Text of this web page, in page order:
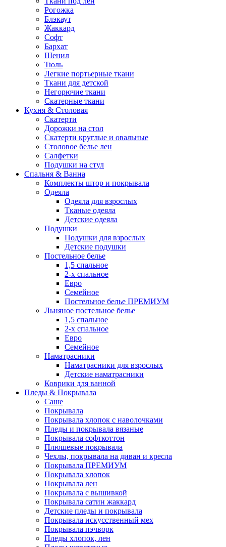
Рогожка
Блэкаут
Жаккард
Софт
Бархат
Шенил
Тюль
Легкие портьерные ткани
Ткани для детской
Негорючие ткани
Скатерные ткани
Кухня & Столовая
Скатерти
Дорожки на стол
Скатерти круглые и овальные
Столовое белье лен
Салфетки
Подушки на стул
Спальня & Ванна
Комплекты штор и покрывала
Одеяла
Одеяла для взрослых
Тканые одеяла
Детские одеяла
Подушки
Подушки для взрослых
Детские подушки
Постельное белье
1,5 спальное
2-х спальное
Евро
Семейное
Постельное белье ПРЕМИУМ
Льняное постельное белье
1,5 спальное
2-х спальное
Евро
Семейное
Наматрасники
Наматрасники для взрослых
Детские наматрасники
Коврики для ванной
Пледы & Покрывала
Саше
Покрывала
Покрывала хлопок с наволочками
Пледы и покрывала вязаные
Покрывала софткоттон
Плюшевые покрывала
Чехлы, покрывала на диван и кресла
Покрывала ПРЕМИУМ
Покрывала хлопок
Покрывала лен
Покрывала с вышивкой
Покрывала сатин жаккард
Детские пледы и покрывала
Покрывала искусственный мех
Покрывала пэчворк
Пледы хлопок, лен